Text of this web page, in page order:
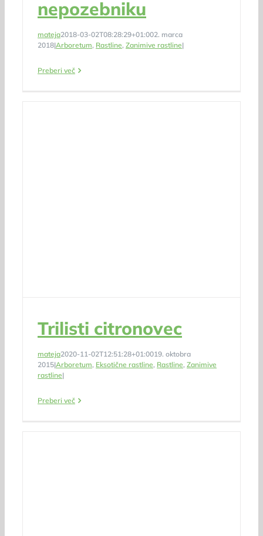
nepozebniku
mateja2018-03-02T08:28:29+01:002. marca
2018|Arboretum, Rastline, Zanimive rastline|
Preberi več
Trilisti citronovec
mateja2020-11-02T12:51:28+01:0019. oktobra
2015|Arboretum, Eksotične rastline, Rastline, Zanimive
rastline|
Preberi več